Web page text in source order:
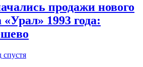
продажи нового
1993 года:
спустя